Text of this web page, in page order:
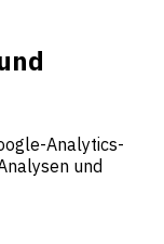
Analytics-
und